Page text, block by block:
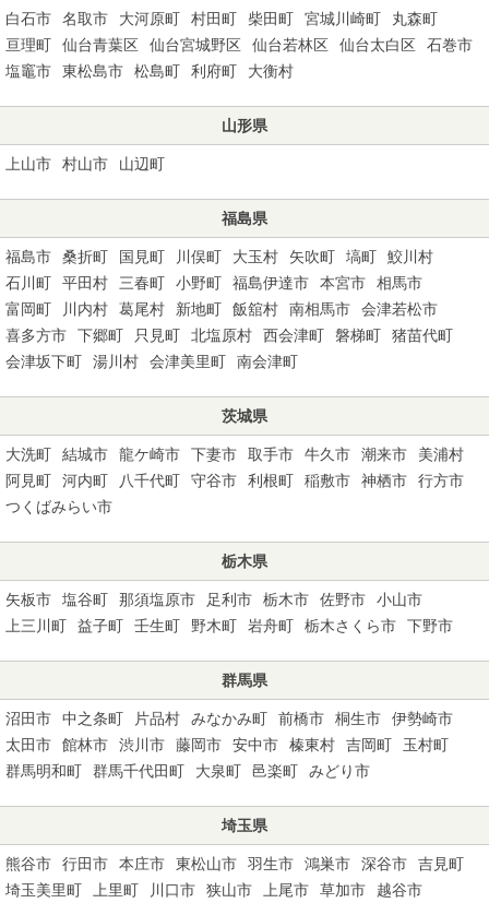
白石市
名取市 大河原町 村田町 柴田町 宮城川崎町
丸森町
亘理町
仙台青葉区 仙台宮城野区 仙台若林区 仙台太白区
石巻市
塩竈市
東松島市 松島町 利府町 大衡村
山形県
上山市 村山市 山辺町
福島県
福島市 桑折町 国見町 川俣町 大玉村 矢吹町 塙町
鮫川村
石川町
平田村 三春町 小野町 福島伊達市 本宮市
相馬市
富岡町
川内村 葛尾村 新地町 飯舘村 南相馬市
会津若松市
喜多方市
下郷町 只見町 北塩原村 西会津町 磐梯町
猪苗代町
会津坂下町
湯川村 会津美里町 南会津町
茨城県
大洗町 結城市 龍ケ崎市 下妻市 取手市 牛久市 潮来市
美浦村
阿見町
河内町 八千代町 守谷市 利根町 稲敷市 神栖市
行方市
つくばみらい市
栃木県
矢板市 塩谷町 那須塩原市 足利市 栃木市 佐野市
小山市
上三川町
益子町 壬生町 野木町 岩舟町 栃木さくら市 下野市
群馬県
沼田市 中之条町 片品村 みなかみ町 前橋市 桐生市
伊勢崎市
太田市
館林市 渋川市 藤岡市 安中市 榛東村 吉岡町
玉村町
群馬明和町
群馬千代田町 大泉町 邑楽町 みどり市
埼玉県
熊谷市 行田市 本庄市 東松山市 羽生市 鴻巣市 深谷市
吉見町
埼玉美里町
上里町 川口市 狭山市 上尾市 草加市
越谷市